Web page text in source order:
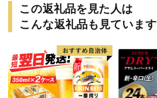
この返礼品を見た人は
こんな返礼品も見ています